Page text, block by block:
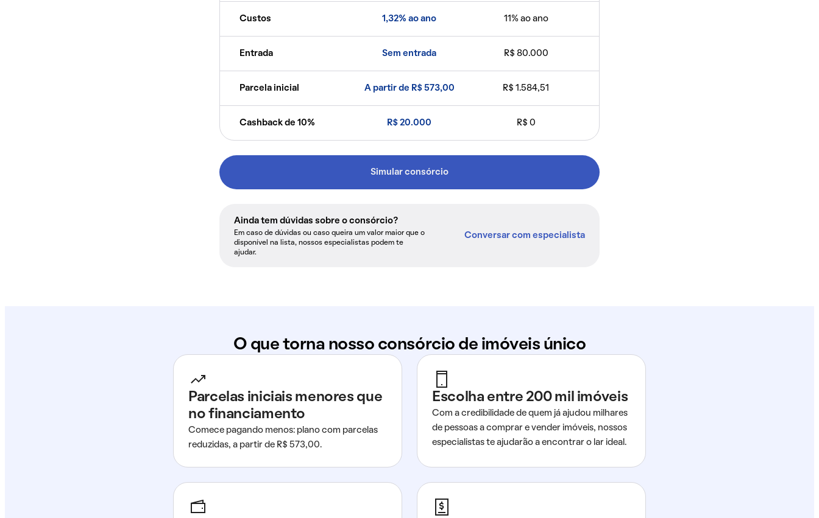
Custos 1,32% ao ano 11% ao ano
Entrada Sem entrada R$ 80.000
Parcela inicial A partir de R$ 573,00 R$ 1.584,51
Cashback de 10% R$ 20.000 R$ 0
Simular consórcio
Ainda tem dúvidas sobre o consórcio?
Em caso de dúvidas ou caso queira um valor maior que o
disponível na lista, nossos especialistas podem te
ajudar.
Conversar com especialista
O que torna nosso consórcio de imóveis único
Parcelas iniciais menores que
no financiamento
Comece pagando menos: plano com parcelas
reduzidas, a partir de R$ 573,00.
Escolha entre 200 mil imóveis
Com a credibilidade de quem já ajudou milhares
de pessoas a comprar e vender imóveis, nossos
especialistas te ajudarão a encontrar o lar ideal.